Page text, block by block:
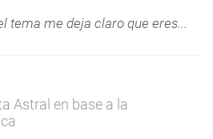
tema me deja claro que eres...
Astral en base a la